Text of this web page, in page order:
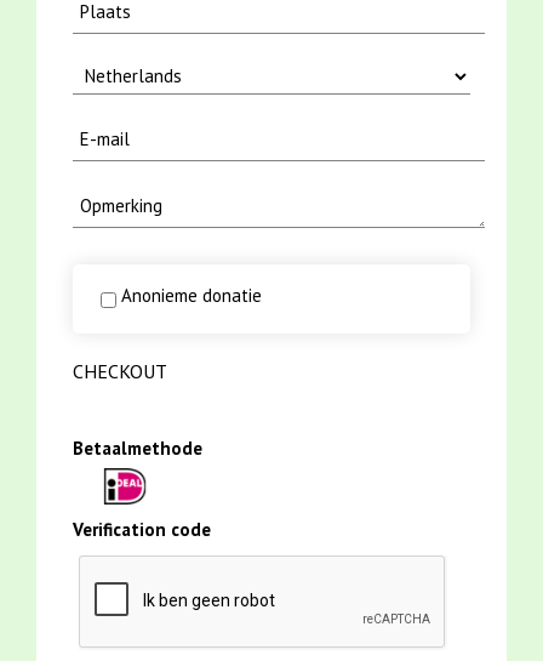
Anonieme donatie
CHECKOUT
Betaalmethode
Verification code